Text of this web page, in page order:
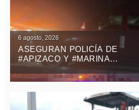
6 agosto, 2026
ASEGURAN POLICÍA DE
#APIZACO Y #MARINA
VEHÍCULO CON REPORTE DE
ROBO Y DETIENEN A UN